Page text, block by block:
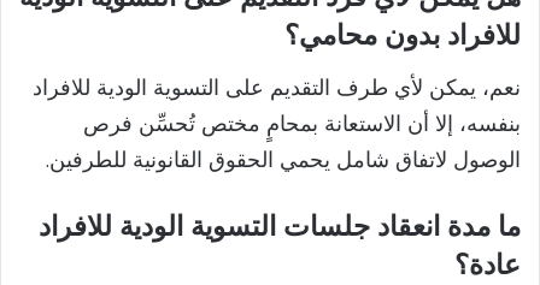
للافراد بدون محامي؟
نعم، يمكن لأي طرف التقديم على التسوية الودية للافراد
بنفسه، إلا أن الاستعانة بمحامٍ مختص تُحسِّن فرص
الوصول لاتفاق شامل يحمي الحقوق القانونية للطرفين.
ما مدة انعقاد جلسات التسوية الودية للافراد
عادة؟